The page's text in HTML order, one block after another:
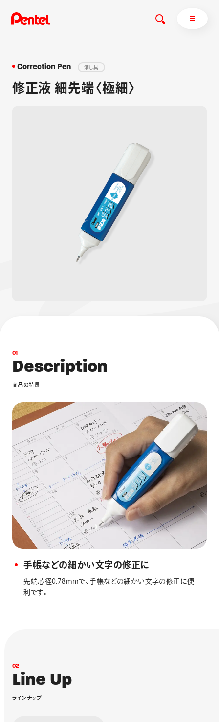
オレンズ
商品を探す
シャープペン
ブラッシュ（筆）
画材
その他
ぺんてるについて
ぺんてるについてトップ
運営会社
Correction Pen 消し具
修正液 細先端〈極細〉
01
Description
商品の特長
手帳などの細かい文字の修正に
先端芯径0.78mmで、手帳などの細かい文字の修正に便
利です。
02
Line Up
ラインナップ